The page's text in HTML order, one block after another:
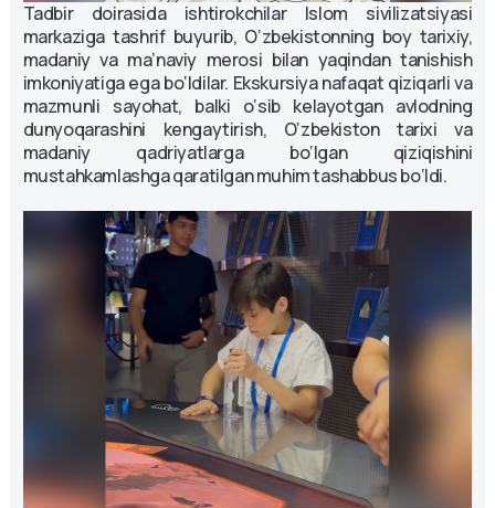
Tadbir doirasida ishtirokchilar Islom sivilizatsiyasi
markaziga tashrif buyurib, O‘zbekistonning boy tarixiy,
madaniy va ma’naviy merosi bilan yaqindan tanishish
imkoniyatiga ega bo‘ldilar. Ekskursiya nafaqat qiziqarli va
mazmunli sayohat, balki o‘sib kelayotgan avlodning
dunyoqarashini kengaytirish, O‘zbekiston tarixi va
madaniy qadriyatlarga bo‘lgan qiziqishini
mustahkamlashga qaratilgan muhim tashabbus bo‘ldi.